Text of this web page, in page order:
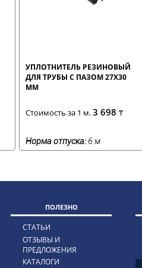
УПЛОТНИТЕЛЬ РЕЗИНОВЫЙ
ДЛЯ ТРУБЫ С ПАЗОМ 27Х30
ММ
Стоимость за 1 м.3 698 ₸
Норма отпуска:6 м
ПОЛЕЗНО
СТАТЬИ
ОТЗЫВЫ И
ПРЕДЛОЖЕНИЯ
КАТАЛОГИ